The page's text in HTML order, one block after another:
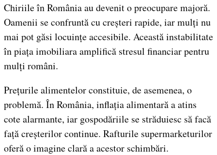
Chiriile în România au devenit o preocupare majoră.
Oamenii se confruntă cu creșteri rapide, iar mulți nu
mai pot găsi locuințe accesibile. Această instabilitate
în piața imobiliara amplifică stresul financiar pentru
mulți români.
Prețurile alimentelor constituie, de asemenea, o
problemă. În România, inflația alimentară a atins
cote alarmante, iar gospodăriile se străduiesc să facă
față creșterilor continue. Rafturile supermarketurilor
oferă o imagine clară a acestor schimbări.